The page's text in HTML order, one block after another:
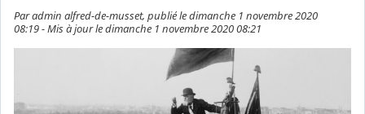
Par admin alfred-de-musset, publié le dimanche 1 novembre 2020
08:19 - Mis à jour le dimanche 1 novembre 2020 08:21